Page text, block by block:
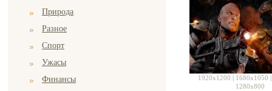
Природа
Разное
Спорт
Ужасы
Финансы
1920x1200 | 1680x1050
1280x800